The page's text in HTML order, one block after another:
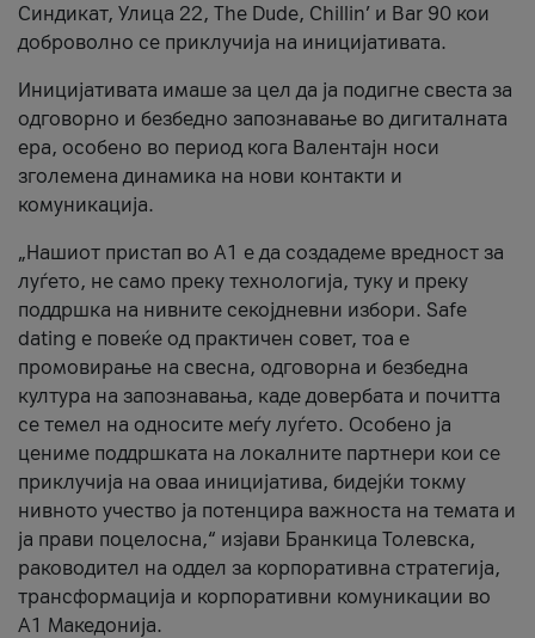
Синдикат, Улица 22, The Dude, Chillin’ и Bar 90 кои
доброволно се приклучија на иницијативата.
Иницијативата имаше за цел да ја подигне свеста за
одговорно и безбедно запознавање во дигиталната
ера, особено во период кога Валентајн носи
зголемена динамика на нови контакти и
комуникација.
„Нашиот пристап во А1 е да создадеме вредност за
луѓето, не само преку технологија, туку и преку
поддршка на нивните секојдневни избори. Safe
dating е повеќе од практичен совет, тоа е
промовирање на свесна, одговорна и безбедна
култура на запознавања, каде довербата и почитта
се темел на односите меѓу луѓето. Особено ја
цениме поддршката на локалните партнери кои се
приклучија на оваа иницијатива, бидејќи токму
нивното учество ја потенцира важноста на темата и
ја прави поцелосна,“ изјави Бранкица Толевска,
раководител на оддел за корпоративна стратегија,
трансформација и корпоративни комуникации во
А1 Македонија.